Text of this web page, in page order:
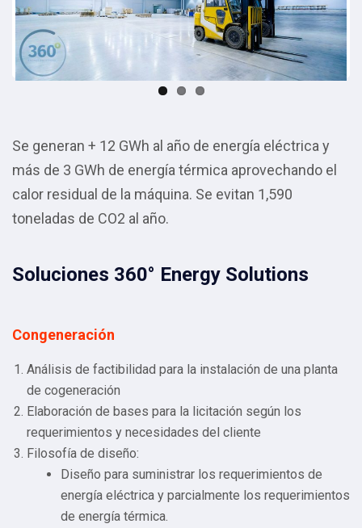
Previ
ous
Next
Se generan + 12 GWh al año de energía eléctrica y
más de 3 GWh de energía térmica aprovechando el
calor residual de la máquina. Se evitan 1,590
toneladas de CO2 al año.
Soluciones 360° Energy Solutions
Congeneración
Análisis de factibilidad para la instalación de una planta
de cogeneración
Elaboración de bases para la licitación según los
requerimientos y necesidades del cliente
Filosofía de diseño:
Diseño para suministrar los requerimientos de
energía eléctrica y parcialmente los requerimientos
de energía térmica.